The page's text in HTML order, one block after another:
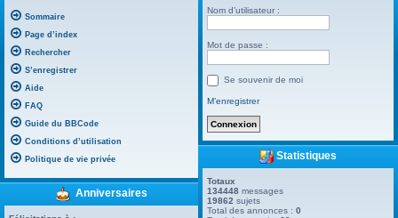
Sommaire
Page d’index
Rechercher
S’enregistrer
Aide
FAQ
Guide du BBCode
Conditions d’utilisation
Politique de vie privée
Anniversaires
Nom d’utilisateur :
Mot de passe :
Se souvenir de moi
M’enregistrer
Statistiques
Totaux
134448 messages
19862 sujets
Total des annonces :0